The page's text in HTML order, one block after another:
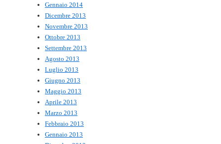
Gennaio 2014
Dicembre 2013
Novembre 2013
Ottobre 2013
Settembre 2013
Agosto 2013
Luglio 2013
Giugno 2013
Maggio 2013
Aprile 2013
Marzo 2013
Febbraio 2013
Gennaio 2013